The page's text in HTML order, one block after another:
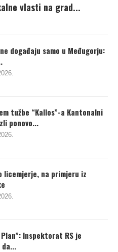
vlasti na grad...
događaju samo u Međugorju:
tužbe “Kallos”-a Kantonalni
ponovo...
licemjerje, na primjeru iz
Plan”: Inspektorat RS je